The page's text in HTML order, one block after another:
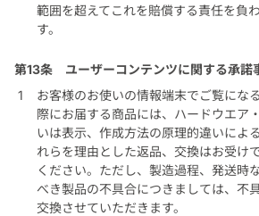
範囲を超えてこれを賠償する責任を負
す。
第13条
ユーザーコンテンツに関する承諾
お客様のお使いの情報端末でご覧にな
際にお届する商品には、ハードウエア
いは表示、作成方法の原理的違いによ
れらを理由とした返品、交換はお受け
ください。ただし、製造過程、発送時
べき製品の不具合につきましては、不
交換させていただきます。